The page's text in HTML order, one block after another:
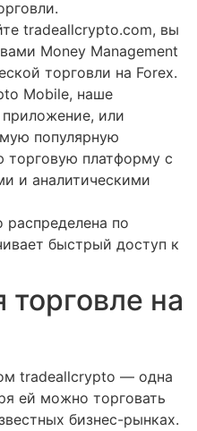
tradeallcrypto.com, вы
Money Management
торговли на Forex.
Mobile, наше
или
популярную
торговую платформу с
и аналитическими
по
быстрый доступ к
торговле на
tradeallcrypto — одна
ей можно торговать
бизнес-рынках.